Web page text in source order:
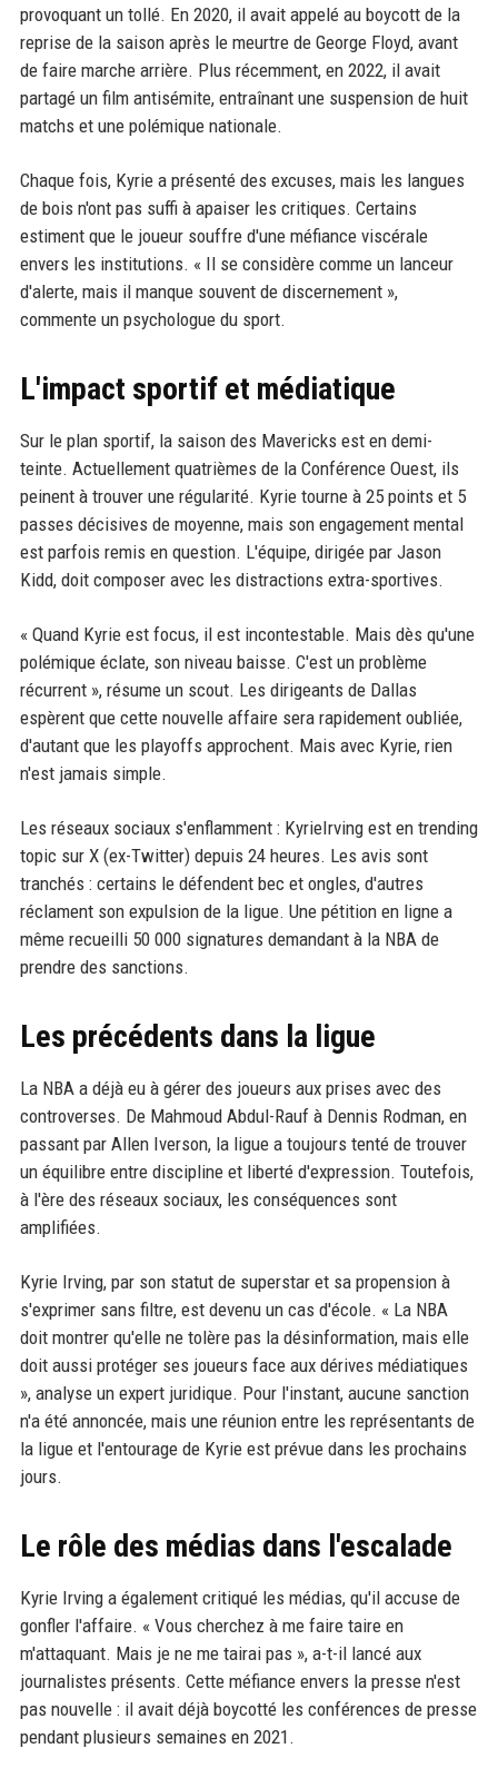
provoquant un tollé. En 2020, il avait appelé au boycott de la
reprise de la saison après le meurtre de George Floyd, avant
de faire marche arrière. Plus récemment, en 2022, il avait
partagé un film antisémite, entraînant une suspension de huit
matchs et une polémique nationale.
Chaque fois, Kyrie a présenté des excuses, mais les langues
de bois n'ont pas suffi à apaiser les critiques. Certains
estiment que le joueur souffre d'une méfiance viscérale
envers les institutions. « Il se considère comme un lanceur
d'alerte, mais il manque souvent de discernement »,
commente un psychologue du sport.
L'impact sportif et médiatique
Sur le plan sportif, la saison des Mavericks est en demi-
teinte. Actuellement quatrièmes de la Conférence Ouest, ils
peinent à trouver une régularité. Kyrie tourne à 25 points et 5
passes décisives de moyenne, mais son engagement mental
est parfois remis en question. L'équipe, dirigée par Jason
Kidd, doit composer avec les distractions extra-sportives.
« Quand Kyrie est focus, il est incontestable. Mais dès qu'une
polémique éclate, son niveau baisse. C'est un problème
récurrent », résume un scout. Les dirigeants de Dallas
espèrent que cette nouvelle affaire sera rapidement oubliée,
d'autant que les playoffs approchent. Mais avec Kyrie, rien
n'est jamais simple.
Les réseaux sociaux s'enflamment : KyrieIrving est en trending
topic sur X (ex-Twitter) depuis 24 heures. Les avis sont
tranchés : certains le défendent bec et ongles, d'autres
réclament son expulsion de la ligue. Une pétition en ligne a
même recueilli 50 000 signatures demandant à la NBA de
prendre des sanctions.
Les précédents dans la ligue
La NBA a déjà eu à gérer des joueurs aux prises avec des
controverses. De Mahmoud Abdul-Rauf à Dennis Rodman, en
passant par Allen Iverson, la ligue a toujours tenté de trouver
un équilibre entre discipline et liberté d'expression. Toutefois,
à l'ère des réseaux sociaux, les conséquences sont
amplifiées.
Kyrie Irving, par son statut de superstar et sa propension à
s'exprimer sans filtre, est devenu un cas d'école. « La NBA
doit montrer qu'elle ne tolère pas la désinformation, mais elle
doit aussi protéger ses joueurs face aux dérives médiatiques
», analyse un expert juridique. Pour l'instant, aucune sanction
n'a été annoncée, mais une réunion entre les représentants de
la ligue et l'entourage de Kyrie est prévue dans les prochains
jours.
Le rôle des médias dans l'escalade
Kyrie Irving a également critiqué les médias, qu'il accuse de
gonfler l'affaire. « Vous cherchez à me faire taire en
m'attaquant. Mais je ne me tairai pas », a-t-il lancé aux
journalistes présents. Cette méfiance envers la presse n'est
pas nouvelle : il avait déjà boycotté les conférences de presse
pendant plusieurs semaines en 2021.